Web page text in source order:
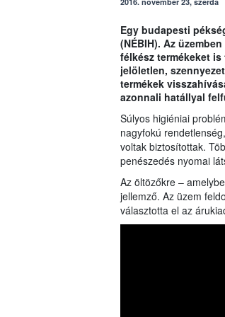
Egy budapesti
(NÉBIH). Az
félkész termékeket
jelöletlen,
termékek
azonnali hatállyal
Súlyos higiéniai
nagyfokú
voltak biztosítottak.
penészedés nyomai
Az öltözőkre –
jellemző. Az üzem
választotta el az